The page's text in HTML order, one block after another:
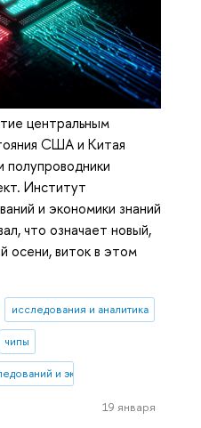
центральным
США и Китая
полупроводники
Институт
и экономики знаний
что означает новый,
осени, виток в этом
исследования и аналитика
чипы
и экономики знаний
19 января